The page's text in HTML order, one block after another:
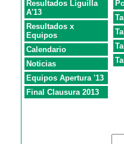
Resultados Liguilla
A'13
Resultados x
Equipos
Calendario
Noticias
Equipos Apertura '13
Final Clausura 2013